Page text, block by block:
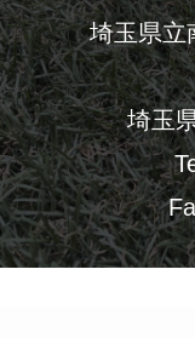
埼玉県立
埼玉